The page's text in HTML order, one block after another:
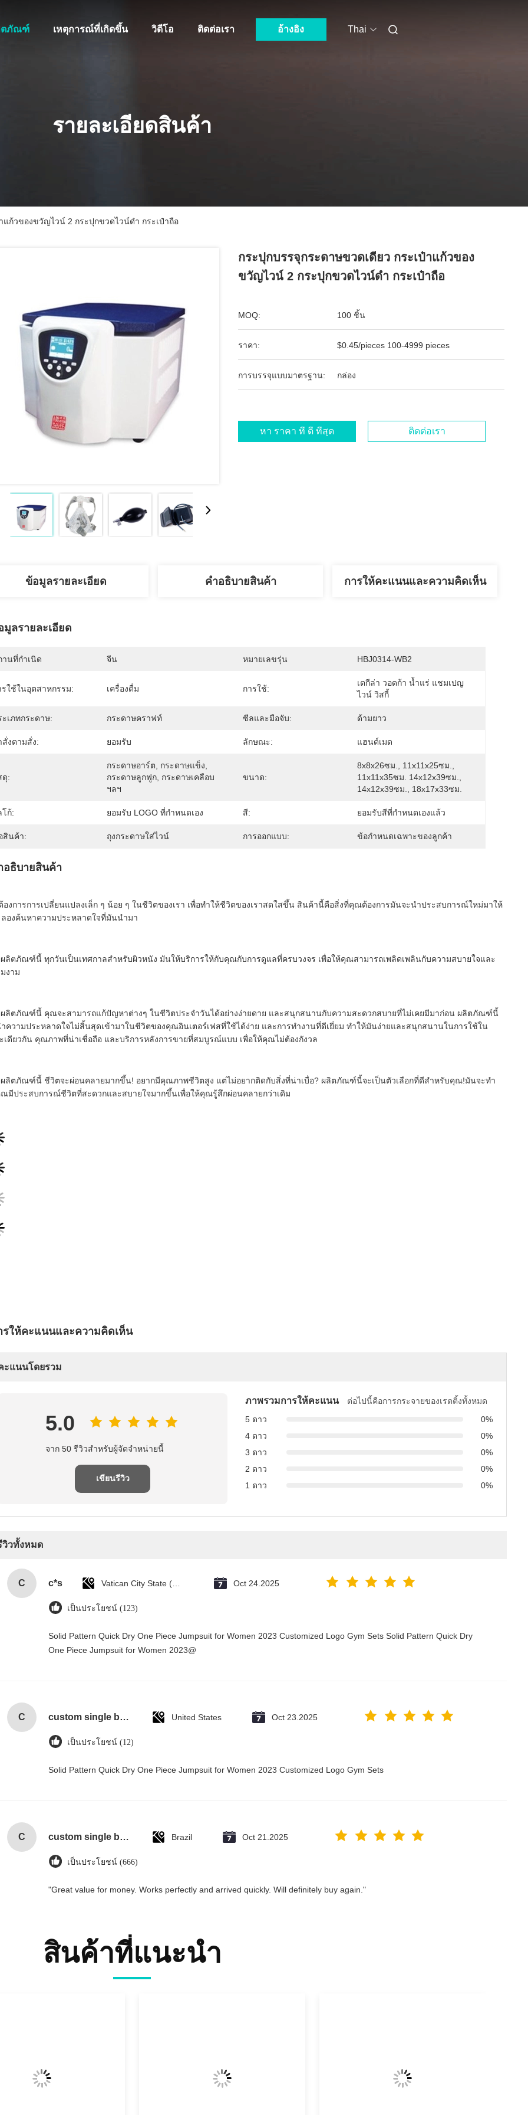
ตภัณฑ์ เหตุการณ์ที่เกิดขึ้น วิดีโอ ติดต่อเรา อ้างอิง Thai
รายละเอียดสินค้า
แก้วของขวัญไวน์ 2 กระปุกขวดไวน์ดํา กระเป๋าถือ
กระปุกบรรจุกระดาษขวดเดียว กระเป๋าแก้วของ
ขวัญไวน์ 2 กระปุกขวดไวน์ดํา กระเป๋าถือ
MOQ: 100 ชิ้น
ราคา: $0.45/pieces 100-4999 pieces
การบรรจุแบบมาตรฐาน: กล่อง
หา ราคา ที่ ดี ที่สุด ติดต่อเรา
ข้อมูลรายละเอียด คําอธิบายสินค้า การให้คะแนนและความคิดเห็น
มูลรายละเอียด
านที่กำเนิด จีน หมายเลขรุ่น HBJ0314-WB2
รใช้ในอุตสาหกรรม: เครื่องดื่ม การใช้:
เตกีล่า วอดก้า น้ำแร่ แชมเปญ
ไวน์ วิสกี้
ะเภทกระดาษ: กระดาษคราฟท์ ซีลและมือจับ: ด้ามยาว
สั่งตามสั่ง: ยอมรับ ลักษณะ: แฮนด์เมด
ดุ:
กระดาษอาร์ต, กระดาษแข็ง,
กระดาษลูกฟูก, กระดาษเคลือบ
ฯลฯ
ขนาด:
8x8x26ซม., 11x11x25ซม.,
11x11x35ซม. 14x12x39ซม.,
14x12x39ซม., 18x17x33ซม.
โก้: ยอมรับ LOGO ที่กําหนดเอง สี: ยอมรับสีที่กำหนดเองแล้ว
สินค้า: ถุงกระดาษใส่ไวน์ การออกแบบ: ข้อกำหนดเฉพาะของลูกค้า
อธิบายสินค้า
องการการเปลี่ยนแปลงเล็ก ๆ น้อย ๆ ในชีวิตของเรา เพื่อทําให้ชีวิตของเราสดใสขึ้น สินค้านี้คือสิ่งที่คุณต้องการมันจะนําประสบการณ์ใหม่มาให้
องค้นหาความประหลาดใจที่มันนํามา
ลิตภัณฑ์นี้ ทุกวันเป็นเทศกาลสําหรับผิวหนัง มันให้บริการให้กับคุณกับการดูแลที่ครบวงจร เพื่อให้คุณสามารถเพลิดเพลินกับความสบายใจและ
งาม
ลิตภัณฑ์นี้ คุณจะสามารถแก้ปัญหาต่างๆ ในชีวิตประจําวันได้อย่างง่ายดาย และสนุกสนานกับความสะดวกสบายที่ไม่เคยมีมาก่อน ผลิตภัณฑ์นี้
ความประหลาดใจไม่สิ้นสุดเข้ามาในชีวิตของคุณอินเตอร์เฟสที่ใช้ได้ง่าย และการทํางานที่ดีเยี่ยม ทําให้มันง่ายและสนุกสนานในการใช้ใน
ดียวกัน คุณภาพที่น่าเชื่อถือ และบริการหลังการขายที่สมบูรณ์แบบ เพื่อให้คุณไม่ต้องกังวล
ลิตภัณฑ์นี้ ชีวิตจะผ่อนคลายมากขึ้น! อยากมีคุณภาพชีวิตสูง แต่ไม่อยากติดกับสิ่งที่น่าเบื่อ? ผลิตภัณฑ์นี้จะเป็นตัวเลือกที่ดีสําหรับคุณ!มันจะทํา
มีประสบการณ์ชีวิตที่สะดวกและสบายใจมากขึ้นเพื่อให้คุณรู้สึกผ่อนคลายกว่าเดิม
รให้คะแนนและความคิดเห็น
ะแนนโดยรวม
5.0
จาก 50 รีวิวสําหรับผู้จัดจําหน่ายนี้
เขียนรีวิว
ภาพรวมการให้คะแนน
ต่อไปนี้คือการกระจายของเรตติ้งทั้งหมด
5 ดาว
0%
4 ดาว
0%
3 ดาว
0%
2 ดาว
0%
1 ดาว
0%
วิวทั้งหมด
C c*s Oct 24.2025
เป็นประโยชน์ (123)
Solid Pattern Quick Dry One Piece Jumpsuit for Women 2023 Customized Logo Gym Sets Solid Pattern Quick Dry
One Piece Jumpsuit for Women 2023@
C custom single bottle packaging paper wine gift glass bag 2 bottle black wine tote carry bags United States Oct 23.2025
เป็นประโยชน์ (12)
Solid Pattern Quick Dry One Piece Jumpsuit for Women 2023 Customized Logo Gym Sets
C custom single bottle packaging paper wine gift glass bag 2 bottle black wine tote carry bags Brazil Oct 21.2025
เป็นประโยชน์ (666)
"Great value for money. Works perfectly and arrived quickly. Will definitely buy again."
สินค้าที่แนะนํา